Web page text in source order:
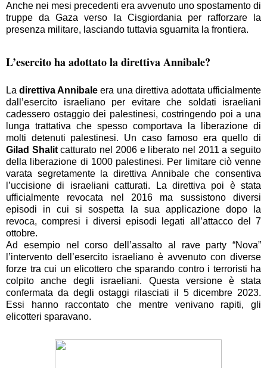
Anche nei mesi precedenti era avvenuto uno spostamento di
truppe da Gaza verso la Cisgiordania per rafforzare la
presenza militare, lasciando tuttavia sguarnita la frontiera.
L’esercito ha adottato la direttiva Annibale?
Ladirettiva Annibaleera una direttiva adottata ufficialmente
dall’esercito israeliano per evitare che soldati israeliani
cadessero ostaggio dei palestinesi, costringendo poi a una
lunga trattativa che spesso comportava la liberazione di
molti detenuti palestinesi. Un caso famoso era quello di
Gilad Shalitcatturato nel 2006 e liberato nel 2011 a seguito
della liberazione di 1000 palestinesi. Per limitare ciò venne
varata segretamente la direttiva Annibale che consentiva
l’uccisione di israeliani catturati. La direttiva poi è stata
ufficialmente revocata nel 2016 ma sussistono diversi
episodi in cui si sospetta la sua applicazione dopo la
revoca, compresi i diversi episodi legati all’attacco del 7
ottobre.
Ad esempio nel corso dell’assalto al rave party “Nova”
l’intervento dell’esercito israeliano è avvenuto con diverse
forze tra cui un elicottero che sparando contro i terroristi ha
colpito anche degli israeliani. Questa versione è stata
confermata da degli ostaggi rilasciati il 5 dicembre 2023.
Essi hanno raccontato che mentre venivano rapiti, gli
elicotteri sparavano.